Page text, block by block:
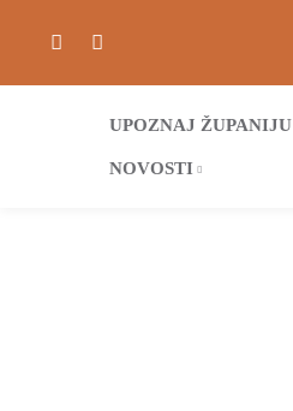
UPOZNAJ ŽUPANIJU
NOVOSTI